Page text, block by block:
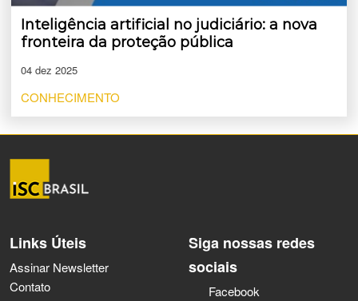
Inteligência artificial no judiciário: a nova
fronteira da proteção pública
04 dez 2025
CONHECIMENTO
Links Úteis
Assinar Newsletter
Contato
Siga nossas redes
sociais
Facebook